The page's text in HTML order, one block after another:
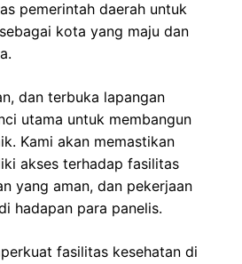
pemerintah daerah untuk
kota yang maju dan
dan terbuka lapangan
utama untuk membangun
Kami akan memastikan
akses terhadap fasilitas
yang aman, dan pekerjaan
hadapan para panelis.
fasilitas kesehatan di